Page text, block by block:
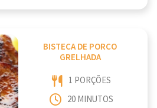
BISTECA DE PORCO
GRELHADA
1 PORÇÕES
20 MINUTOS